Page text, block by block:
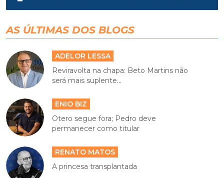
AS ÚLTIMAS DOS BLOGS
ADELOR LESSA
Reviravolta na chapa: Beto Martins não
será mais suplente...
ENIO BIZ
Otero segue fora; Pedro deve
permanecer como titular
RENATO MATOS
A princesa transplantada